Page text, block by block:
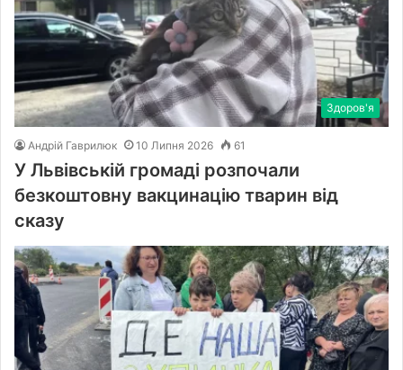
Здоров'я
Андрій Гаврилюк 10 Липня 2026 61
У Львівській громаді розпочали
безкоштовну вакцинацію тварин від
сказу